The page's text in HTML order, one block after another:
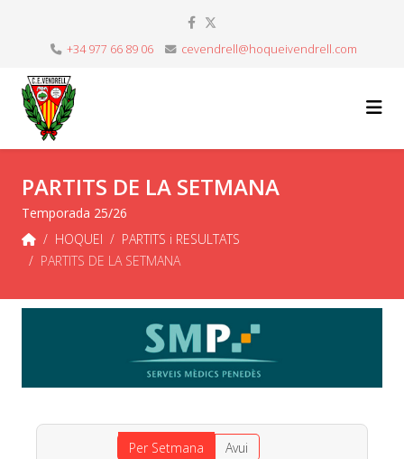
+34 977 66 89 06 cevendrell@hoqueivendrell.com
PARTITS DE LA SETMANA
Temporada 25/26
HOQUEI
PARTITS i RESULTATS
PARTITS DE LA SETMANA
Per Setmana Avui